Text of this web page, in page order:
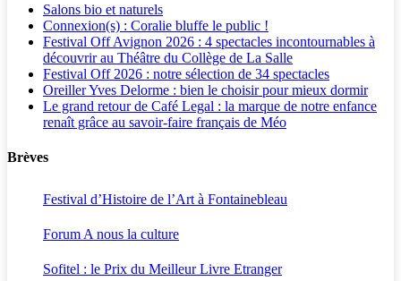
Salons bio et naturels
Connexion(s) : Coralie bluffe le public !
Festival Off Avignon 2026 : 4 spectacles incontournables à
découvrir au Théâtre du Collège de La Salle
Festival Off 2026 : notre sélection de 34 spectacles
Oreiller Yves Delorme : bien le choisir pour mieux dormir
Le grand retour de Café Legal : la marque de notre enfance
renaît grâce au savoir-faire français de Méo
Brèves
Festival d’Histoire de l’Art à Fontainebleau
Forum A nous la culture
Sofitel : le Prix du Meilleur Livre Etranger